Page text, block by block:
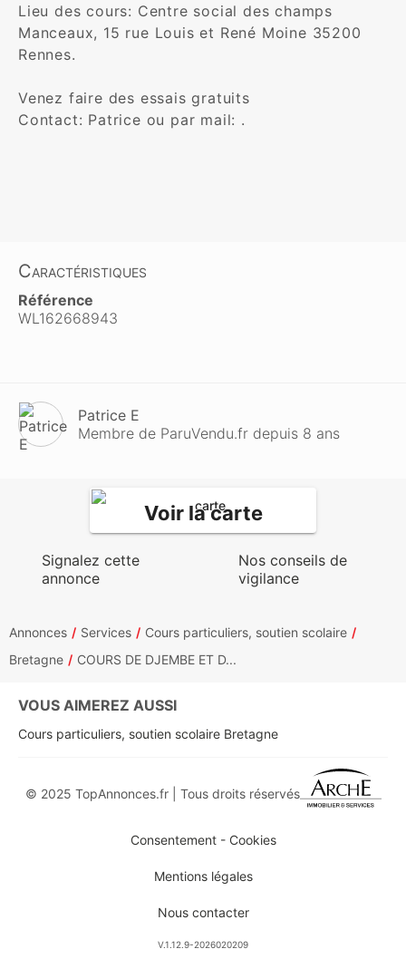
Lieu des cours: Centre social des champs
Manceaux, 15 rue Louis et René Moine 35200
Rennes.
Venez faire des essais gratuits
Contact: Patrice ou par mail: .
Caractéristiques
Référence
WL162668943
Patrice E
Membre de ParuVendu.fr depuis 8 ans
Voir la carte
Signalez cette
annonce
Nos conseils de
vigilance
Annonces Services
Cours particuliers, soutien scolaire
Bretagne
COURS DE DJEMBE ET D...
VOUS AIMEREZ AUSSI
Cours particuliers, soutien scolaire Bretagne
© 2025 TopAnnonces.fr | Tous droits réservés
Consentement - Cookies
Mentions légales
Nous contacter
V.1.12.9-2026020209